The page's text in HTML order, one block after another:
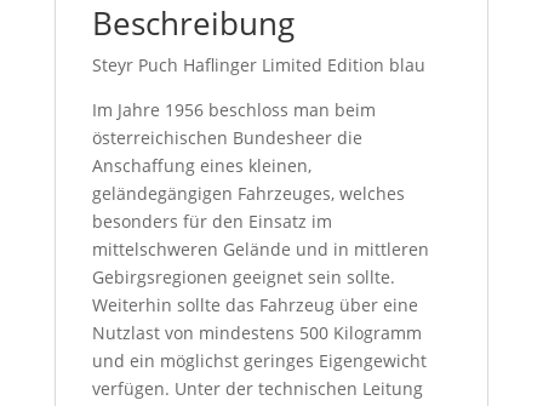
Beschreibung
Steyr Puch Haflinger Limited Edition blau
Im Jahre 1956 beschloss man beim
österreichischen Bundesheer die
Anschaffung eines kleinen,
geländegängigen Fahrzeuges, welches
besonders für den Einsatz im
mittelschweren Gelände und in mittleren
Gebirgsregionen geeignet sein sollte.
Weiterhin sollte das Fahrzeug über eine
Nutzlast von mindestens 500 Kilogramm
und ein möglichst geringes Eigengewicht
verfügen. Unter der technischen Leitung